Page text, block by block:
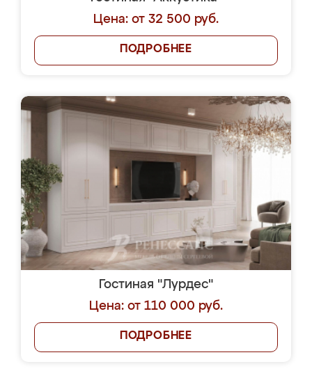
Цена: от 32 500 руб.
ПОДРОБНЕЕ
Гостиная "Лурдес"
Цена: от 110 000 руб.
ПОДРОБНЕЕ